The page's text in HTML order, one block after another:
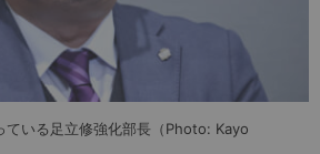
ている足立修強化部長（Photo: Kayo